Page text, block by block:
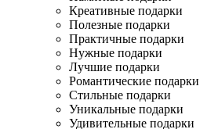
Креативные подарки
Полезные подарки
Практичные подарки
Нужные подарки
Лучшие подарки
Романтические подарки
Стильные подарки
Уникальные подарки
Удивительные подарки